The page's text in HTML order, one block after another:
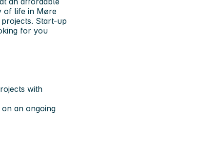
of life in Møre
Start-up
for you
with
an ongoing